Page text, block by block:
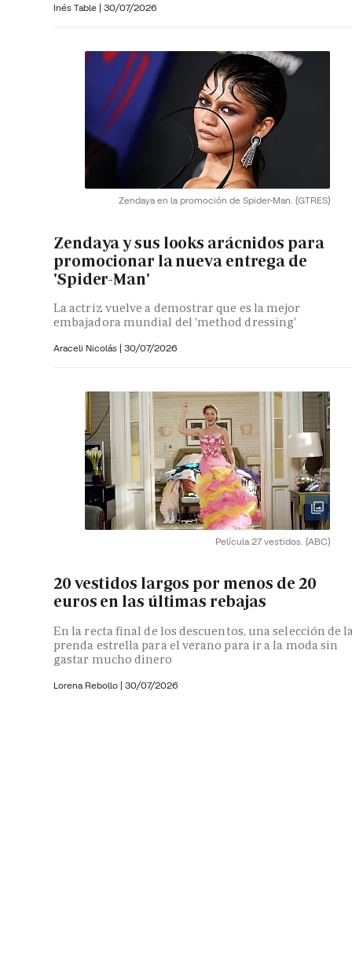
Inés Table | 30/07/2026
Zendaya en la promoción de Spider-Man. (GTRES)
Zendaya y sus looks arácnidos para
promocionar la nueva entrega de
'Spider-Man'
La actriz vuelve a demostrar que es la mejor
embajadora mundial del 'method dressing'
Araceli Nicolás | 30/07/2026
Película 27 vestidos. (ABC)
20 vestidos largos por menos de 20
euros en las últimas rebajas
En la recta final de los descuentos, una selección de
prenda estrella para el verano para ir a la moda sin
gastar mucho dinero
Lorena Rebollo | 30/07/2026